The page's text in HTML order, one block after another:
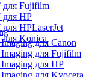
Fujifilm
HP
HPLaserJet
Konicaдля Canon
для Fujifilm
для HP
для Kyocera